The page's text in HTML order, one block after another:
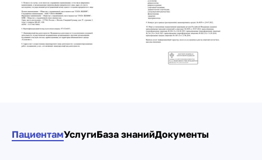
ПациентамУслугиБаза знанийДокументы